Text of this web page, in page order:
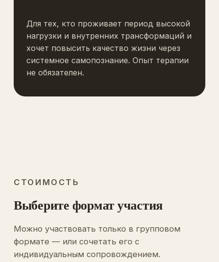
Для тех, кто проживает период высокой
нагрузки и внутренних трансформаций и
хочет повысить качество жизни через
системное самопознание. Опыт терапии
не обязателен.
СТОИМОСТЬ
Выберите формат участия
Можно участвовать только в групповом
формате — или сочетать его с
индивидуальным сопровождением.